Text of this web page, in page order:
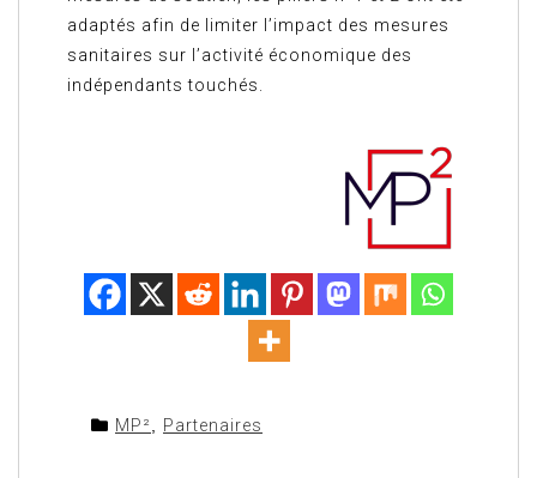
adaptés afin de limiter l’impact des mesures
sanitaires sur l’activité économique des
indépendants touchés.
MP² Partenaires